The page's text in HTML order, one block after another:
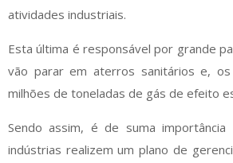
atividades industriais.
Esta última é responsável por grande
vão parar em aterros sanitários e,
milhões de toneladas de gás de efeito
Sendo assim, é de suma
indústrias realizem um plano de